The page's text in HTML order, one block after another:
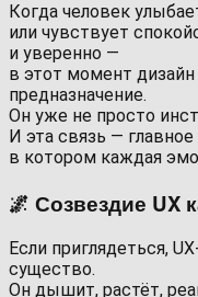
Когда человек
или чувствует
и уверенно —
в этот момент
предназначение.
Он уже не просто
И эта связь —
в котором каждая
🌌 Созвездие UX
Если приглядеться,
существо.
Он дышит, растёт,